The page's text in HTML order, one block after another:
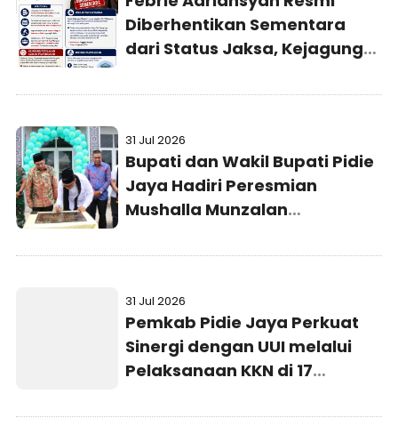
Diberhentikan Sementara
dari Status Jaksa, Kejagung
Praperadilan
31 Jul 2026
Bupati dan Wakil Bupati Pidie
Jaya Hadiri Peresmian
Mushalla Munzalan
Pidie Jaya
31 Jul 2026
Pemkab Pidie Jaya Perkuat
Sinergi dengan UUI melalui
Pelaksanaan KKN di 17